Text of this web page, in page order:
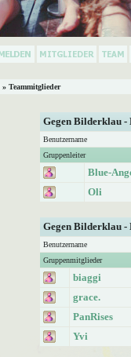
» Teammitglieder
Gegen Bilderklau
Benutzername
Gruppenleiter
Blue-
Oli
Gegen Bilderklau
Benutzername
Gruppenmitglieder
biaggi
grace.
PanRises
Yvi